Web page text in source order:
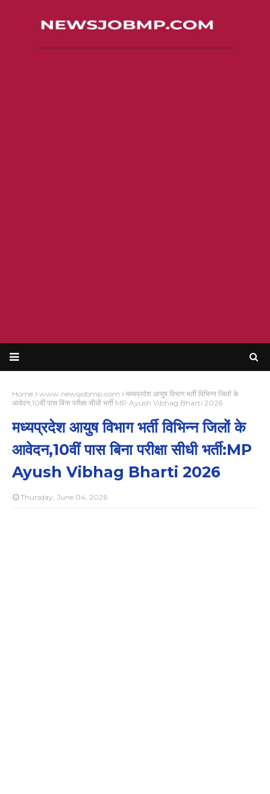
Home www.newsjobmp.com
मध्यप्रदेश आयुष विभाग भर्ती विभिन्न जिलों के
आवेदन,10वीं पास बिना परीक्षा सीधी भर्ती:MP Ayush Vibhag Bharti 2026
मध्यप्रदेश आयुष विभाग भर्ती विभिन्न जिलों के
आवेदन,10वीं पास बिना परीक्षा सीधी भर्ती:MP
Ayush Vibhag Bharti 2026
Thursday, June 04, 2026